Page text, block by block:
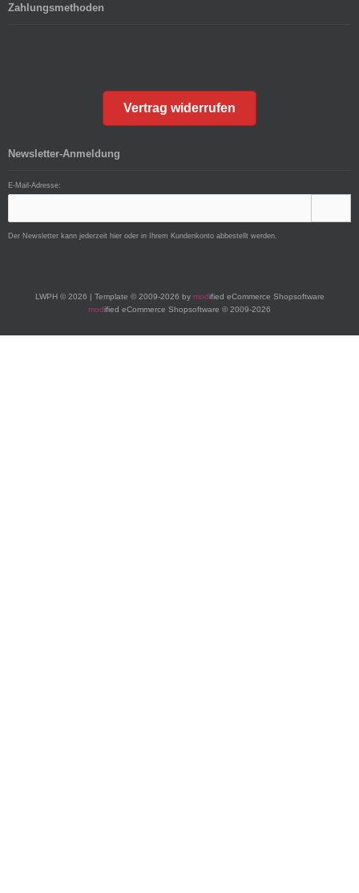
Zahlungsmethoden
Vertrag widerrufen
Newsletter-Anmeldung
E-Mail-Adresse:
Der Newsletter kann jederzeit hier oder in Ihrem Kundenkonto abbestellt werden.
LWPH © 2026 | Template © 2009-2026 by modified eCommerce Shopsoftware
modified eCommerce Shopsoftware © 2009-2026